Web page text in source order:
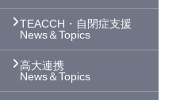
TEACCH・自閉症支援
News＆Topics
高大連携
News＆Topics